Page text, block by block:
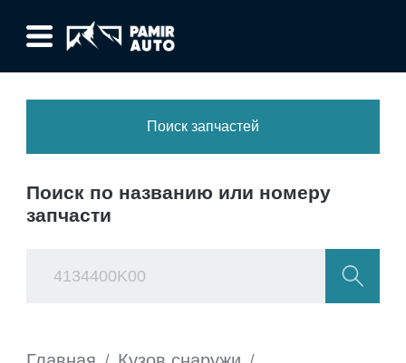
Поиск запчастей
Поиск по названию или номеру
запчасти
/ /